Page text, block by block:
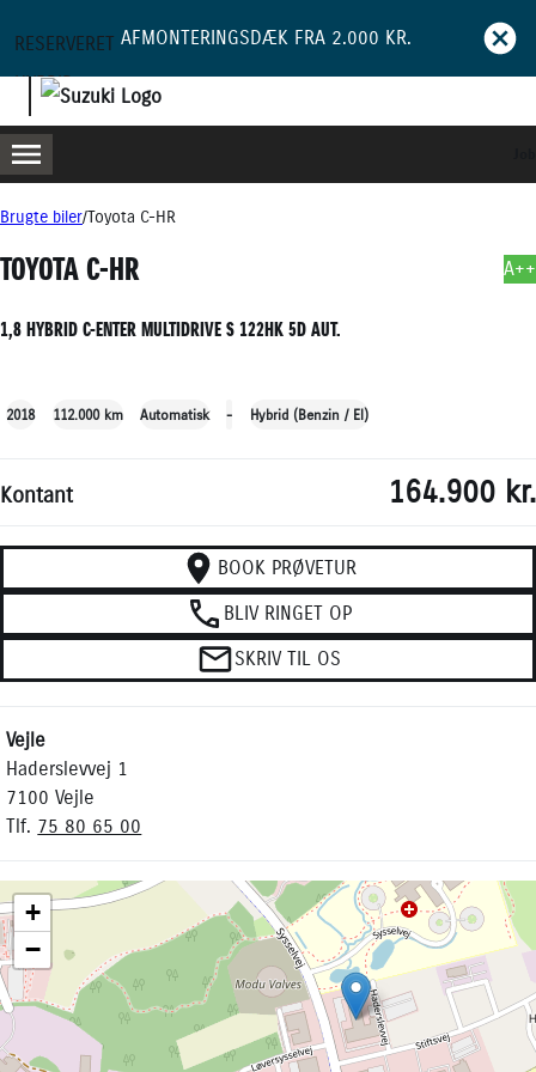
AFMONTERINGSDÆK FRA 2.000 KR.
MENU
Brugte biler Toyota C-HR
TOYOTA C-HR
1,8 HYBRID C-ENTER MULTIDRIVE S 122HK 5D AUT.
A++
RESERVERET
HYBRID
2018 112.000 km Automatisk - Hybrid (Benzin / El)
Kontant 164.900 kr.
BOOK PRØVETUR
BLIV RINGET OP
SKRIV TIL OS
Vejle
Haderslevvej 1
7100 Vejle
Tlf. 75 80 65 00